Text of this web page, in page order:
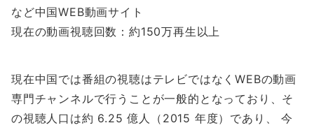
など中国WEB動画サイト
現在の動画視聴回数：約150万再生以上
現在中国では番組の視聴はテレビではなくWEBの動画
専門チャンネルで行うことが一般的となっており、そ
の視聴人口は約 6.25 億人（2015 年度）であり、 今